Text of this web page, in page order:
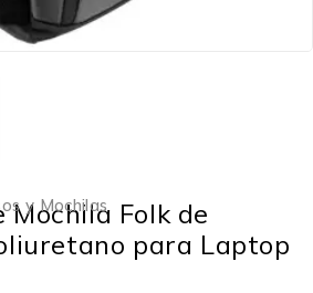
y Mochilas
Mochila Folk de
para Laptop